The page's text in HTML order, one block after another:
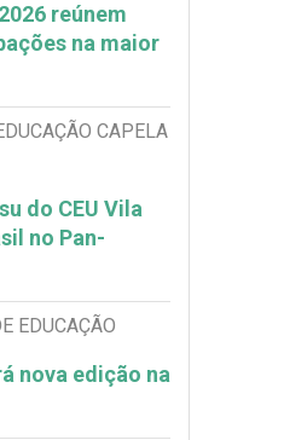
reúnem
na maior
CAPELA
do CEU Vila
no Pan-
EDUCAÇÃO
nova edição na